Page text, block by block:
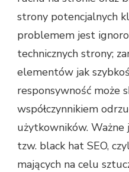
strony potencjalnych
problemem jest
technicznych strony;
elementów jak
responsywność może
współczynnikiem
użytkowników.
tzw. black hat SEO,
mających na celu